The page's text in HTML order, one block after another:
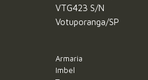
VTG423 S/N
Votuporanga/SP
Armaria
Imbel